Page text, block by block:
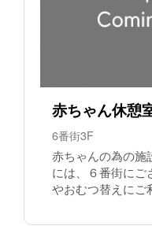
赤ちゃん休憩
6番街3F
赤ちゃんの為の施
には、６番街にご
やおむつ替えにご